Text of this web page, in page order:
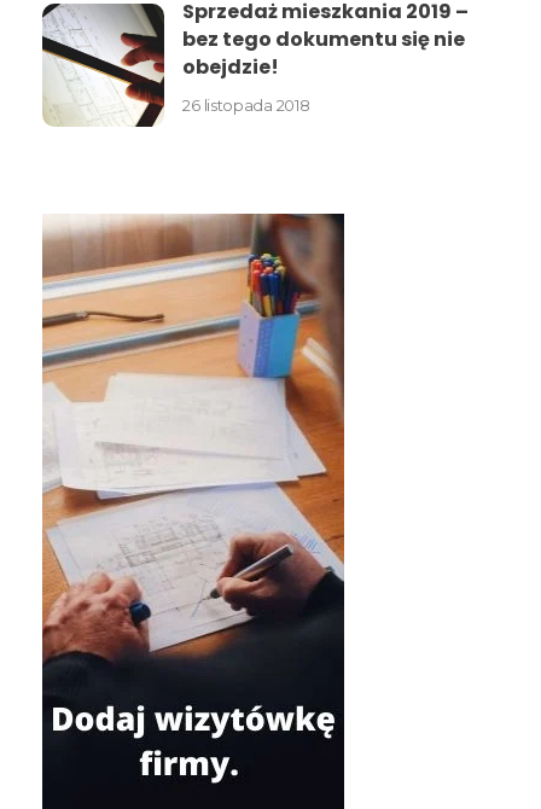
Sprzedaż mieszkania 2019 –
bez tego dokumentu się nie
obejdzie!
26 listopada 2018